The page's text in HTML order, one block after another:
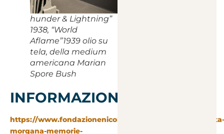
hunder & Lightning”
1938, “World
Aflame”1939 olio su
tela, della medium
americana Marian
Spore Bush
INFORMAZIONI
https://www.fondazionenicolatrussardi.com/mostre/fata-
morgana-memorie-